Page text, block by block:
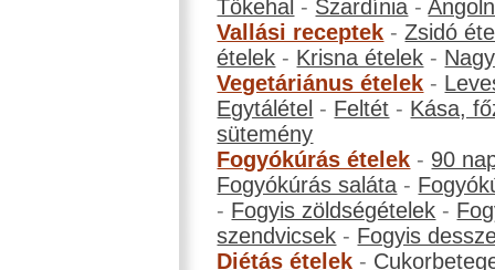
Tőkehal - Szardínia -
Vallási receptek -Zsidó
ételek - Krisna ételek -
Vegetáriánus ételek -
Egytálétel - Feltét - Kása,
sütemény
Fogyókúrás ételek - 90
Fogyókúrás saláta -
- Fogyis zöldségételek -
szendvicsek - Fogyis
Diétás ételek -